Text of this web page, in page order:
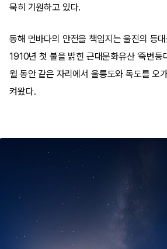
묵히 기원하고 있다.
동해 먼바다의 안전을 책임지는 울진의 등
1910년 첫 불을 밝힌 근대문화유산 ‘죽변등
월 동안 같은 자리에서 울릉도와 독도를 오
켜왔다.